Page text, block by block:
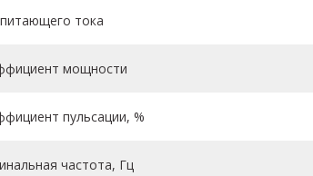
тока
мощности
пульсации, %
частота, Гц